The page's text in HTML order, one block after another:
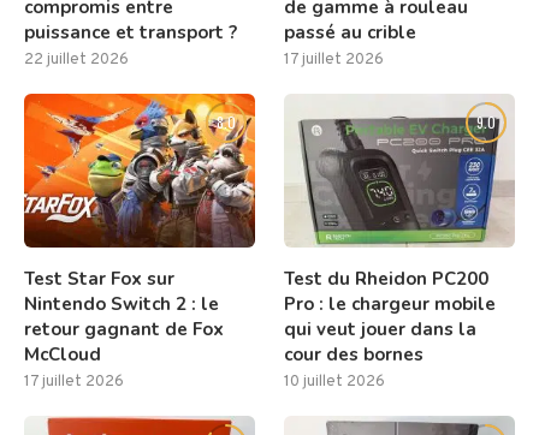
compromis entre
puissance et transport ?
22 juillet 2026
de gamme à rouleau
passé au crible
17 juillet 2026
8.0
Test Star Fox sur
Nintendo Switch 2 : le
retour gagnant de Fox
McCloud
17 juillet 2026
9.0
Test du Rheidon PC200
Pro : le chargeur mobile
qui veut jouer dans la
cour des bornes
10 juillet 2026